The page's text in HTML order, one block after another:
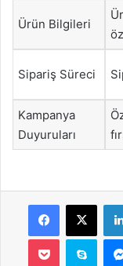
Ürün Bilgileri
Sipariş Süreci
Kampanya
Duyuruları
Facebook
X
Pocket